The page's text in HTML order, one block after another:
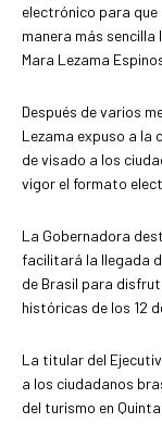
electrónico para
manera más
Mara Lezama
Después de varios
Lezama expuso a
de visado a los
vigor el formato
La Gobernadora
facilitará la llegada
de Brasil para
históricas de los 12
La titular del
a los ciudadanos
del turismo en